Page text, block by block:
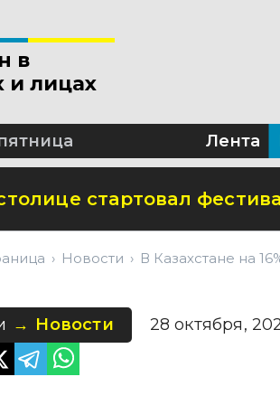
в
и лицах
Лента
благоустраивают
стоит собрать
стартовал
Новости В Казахстане на
Новости 28 октября,